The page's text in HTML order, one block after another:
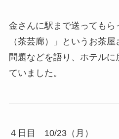
金さんに駅まで送ってもら
（茶芸廊）」というお茶
問題などを語り、ホテル
ていました。
４日目 10/23（月）